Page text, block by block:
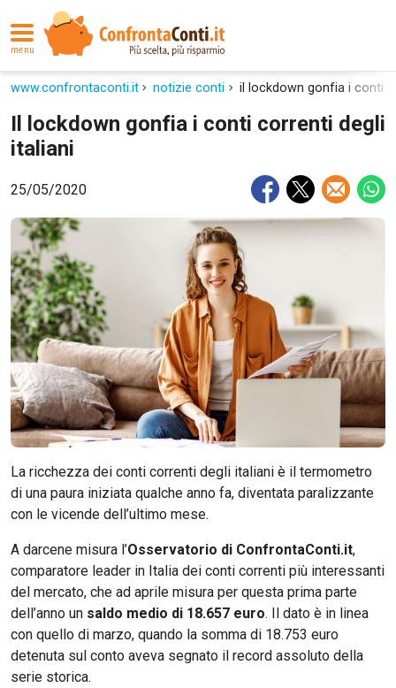
menu
www.confrontaconti.it notizie conti il lockdown gonfia i conti
Il lockdown gonfia i conti correnti degli
italiani
25/05/2020
La ricchezza dei conti correnti degli italiani è il termometro
di una paura iniziata qualche anno fa, diventata paralizzante
con le vicende dell’ultimo mese.
A darcene misura l’Osservatorio di ConfrontaConti.it,
comparatore leader in Italia dei conti correnti più interessanti
del mercato, che ad aprile misura per questa prima parte
dell’anno un saldo medio di 18.657 euro. Il dato è in linea
con quello di marzo, quando la somma di 18.753 euro
detenuta sul conto aveva segnato il record assoluto della
serie storica.